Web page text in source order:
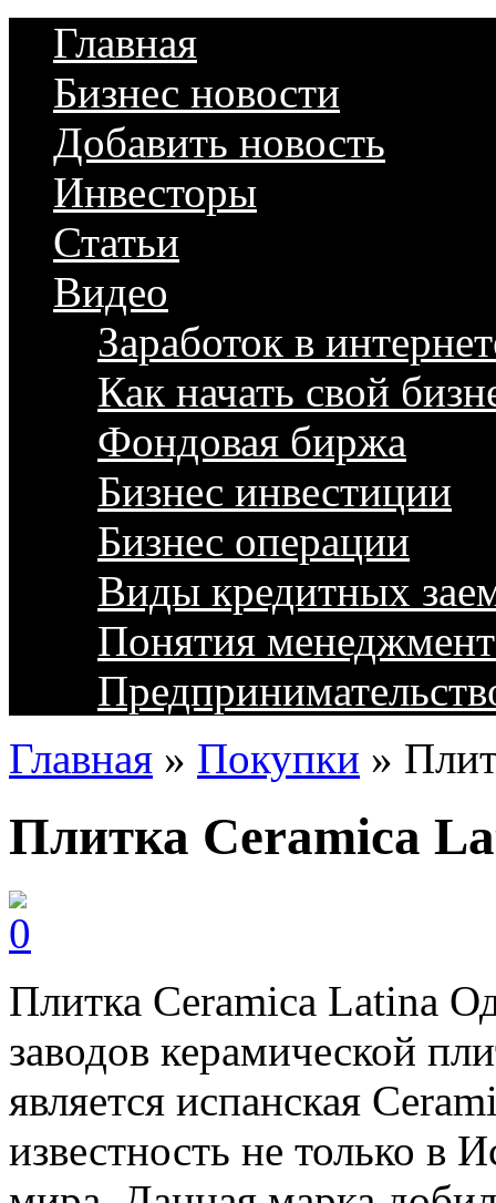
Главная
Бизнес новости
Добавить новость
Инвесторы
Статьи
Видео
Заработок в
Как начать свой
Фондовая биржа
Бизнес инвестиции
Бизнес операции
Виды кредитных
Понятия
Главная » Покупки »
Плитка Ceramica
Плитка Ceramica Latina
заводов керамической
является испанская
известность не только в